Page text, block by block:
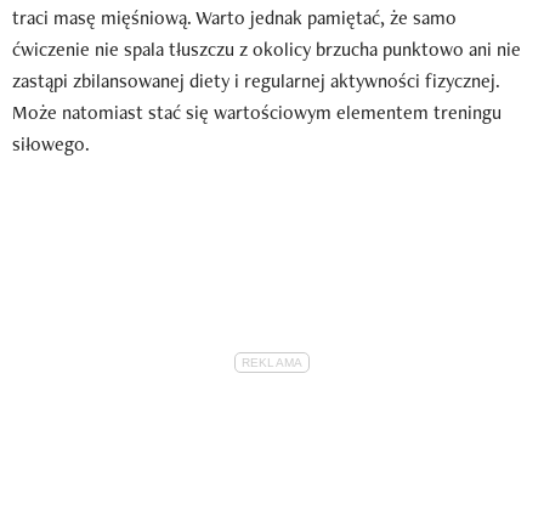
traci masę mięśniową. Warto jednak pamiętać, że samo
ćwiczenie nie spala tłuszczu z okolicy brzucha punktowo ani nie
zastąpi zbilansowanej diety i regularnej aktywności fizycznej.
Może natomiast stać się wartościowym elementem treningu
siłowego.